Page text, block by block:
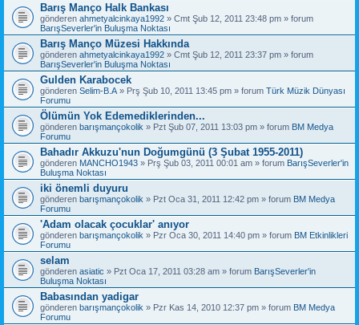
Barış Manço Halk Bankası
gönderen ahmetyalcinkaya1992 » Cmt Şub 12, 2011 23:48 pm » forum
BarışSeverler'in Buluşma Noktası
Barış Manço Müzesi Hakkında
gönderen ahmetyalcinkaya1992 » Cmt Şub 12, 2011 23:37 pm » forum
BarışSeverler'in Buluşma Noktası
Gulden Karabocek
gönderen Selim-B.A » Prş Şub 10, 2011 13:45 pm » forum Türk Müzik Dünyası
Forumu
Ölümün Yok Edemediklerinden...
gönderen barışmançokolik » Pzt Şub 07, 2011 13:03 pm » forum BM Medya
Forumu
Bahadır Akkuzu'nun Doğumgünü (3 Şubat 1955-2011)
gönderen MANCHO1943 » Prş Şub 03, 2011 00:01 am » forum BarışSeverler'in
Buluşma Noktası
iki önemli duyuru
gönderen barışmançokolik » Pzt Oca 31, 2011 12:42 pm » forum BM Medya
Forumu
'Adam olacak çocuklar' anıyor
gönderen barışmançokolik » Pzr Oca 30, 2011 14:40 pm » forum BM Etkinlikleri
Forumu
selam
gönderen asiatic » Pzt Oca 17, 2011 03:28 am » forum BarışSeverler'in
Buluşma Noktası
Babasından yadigar
gönderen barışmançokolik » Pzr Kas 14, 2010 12:37 pm » forum BM Medya
Forumu